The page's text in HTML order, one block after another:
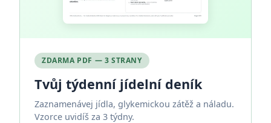
ZDARMA PDF — 3 STRANY
Tvůj týdenní jídelní deník
Zaznamenávej jídla, glykemickou zátěž a náladu.
Vzorce uvidíš za 3 týdny.